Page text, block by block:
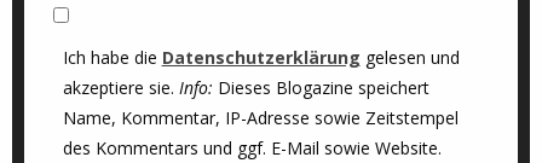
Ich habe die Datenschutzerklärung gelesen und
akzeptiere sie. Info: Dieses Blogazine speichert
Name, Kommentar, IP-Adresse sowie Zeitstempel
des Kommentars und ggf. E-Mail sowie Website.